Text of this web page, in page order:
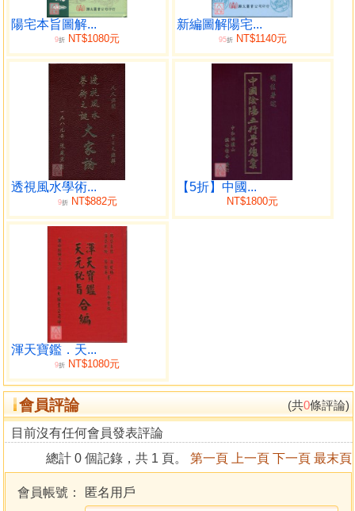
相門凶忌
窟坑遷居開門
門、主、灶說
五行要解
內外盤說
五鬼貪狼文曲
五行入病說
星宮要論
相地先宜修德
無極生至六十四卦說
氣色吉凶辨
吉凶局勢說
吉星得地凶星無害
八門九星合論
吉宅說
陽宅歌
陽宅論一
陽宅論二
陽宅形勢
陽宅本旨圖解...
9折 NT$1080元
新編圖解陽宅...
95折NT$1140元
透視風水學術...
9折NT$882元
【5折】中國...
NT$1800元
渾天寶鑑．天...
9折 NT$1080元
會員評論 (共0條評論)
目前沒有任何會員發表評論
總計 0 個記錄，共 1 頁。 第一頁 上一頁 下一頁 最末頁
會員帳號：
匿名用戶